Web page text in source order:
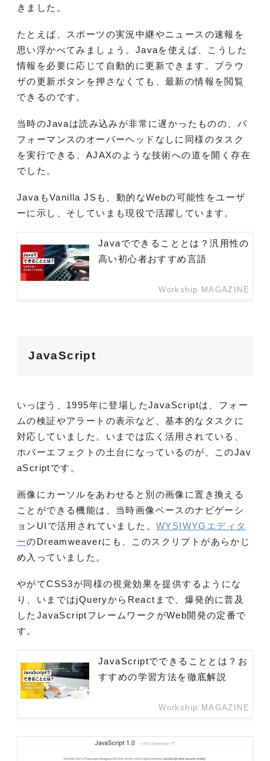
きました。
たとえば、スポーツの実況中継やニュースの速報を
思い浮かべてみましょう。Javaを使えば、こうした
情報を必要に応じて自動的に更新できます。ブラウ
ザの更新ボタンを押さなくても、最新の情報を閲覧
できるのです。
当時のJavaは読み込みが非常に遅かったものの、パ
フォーマンスのオーバーヘッドなしに同様のタスク
を実行できる、AJAXのような技術への道を開く存在
でした。
JavaもVanilla JSも、動的なWebの可能性をユーザ
ーに示し、そしていまも現役で活躍しています。
Javaでできることとは？汎用性の
高い初心者おすすめ言語
Workship MAGAZINE
JavaScript
いっぽう、1995年に登場したJavaScriptは、フォー
ムの検証やアラートの表示など、基本的なタスクに
対応していました。いまでは広く活用されている、
ホバーエフェクトの土台になっているのが、このJav
aScriptです。
画像にカーソルをあわせると別の画像に置き換える
ことができる機能は、当時画像ベースのナビゲーシ
ョンUIで活用されていました。 WYSIWYGエディタ
ーのDreamweaverにも、このスクリプトがあらかじ
め入っていました。
やがてCSS3が同様の視覚効果を提供するようにな
り、いまではjQueryからReactまで、爆発的に普及
したJavaScriptフレームワークがWeb開発の定番で
す。
JavaScriptでできることとは？お
すすめの学習方法を徹底解説
Workship MAGAZINE